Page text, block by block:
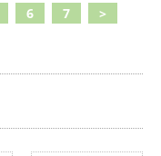
6 7 >